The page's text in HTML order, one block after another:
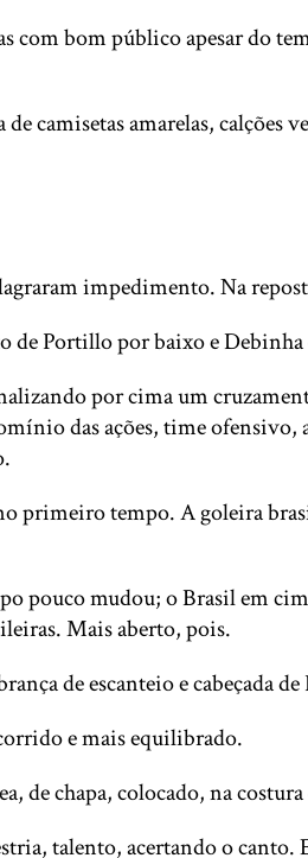
bom público apesar do
camisetas amarelas, calções
impedimento. Na
Portillo por baixo e Debinha
por cima um
das ações, time ofensivo,
primeiro tempo. A goleira
pouco mudou; o Brasil em
Mais aberto, pois.
de escanteio e cabeçada
e mais equilibrado.
de chapa, colocado, na costura
talento, acertando o canto.